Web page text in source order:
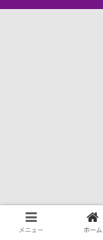
メニュー ホーム